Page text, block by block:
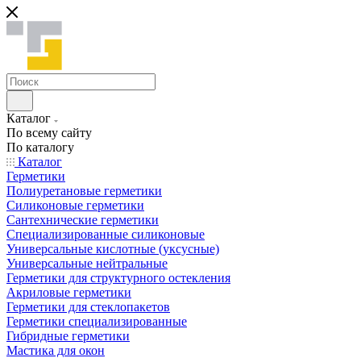
Каталог
По всему сайту
По каталогу
Каталог
Герметики
Полиуретановые герметики
Силиконовые герметики
Сантехнические герметики
Специализированные силиконовые
Универсальные кислотные (уксусные)
Универсальные нейтральные
Герметики для структурного остекления
Акриловые герметики
Герметики для стеклопакетов
Герметики специализированные
Гибридные герметики
Мастика для окон